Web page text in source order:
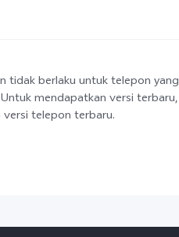
tidak berlaku untuk telepon yang
mendapatkan versi terbaru,
telepon terbaru.